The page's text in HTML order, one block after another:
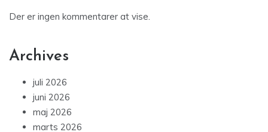
Der er ingen kommentarer at vise.
Archives
juli 2026
juni 2026
maj 2026
marts 2026